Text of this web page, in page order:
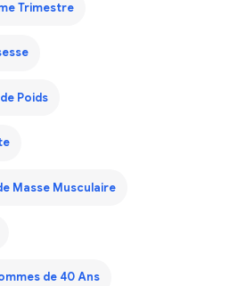
Trimestre
Poids
Masse Musculaire
de 40 Ans